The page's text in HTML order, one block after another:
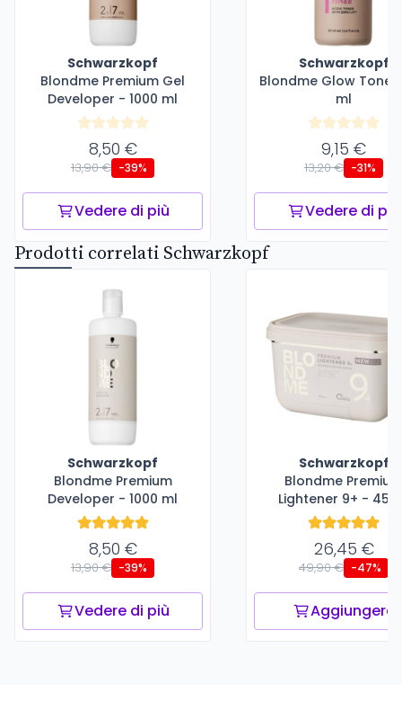
Schwarzkopf
Blondme Premium Gel
Developer - 1000 ml
8,50 €
13,90 € -39%
Vedere di più
Schwarzkopf
Blondme Glow
ml
9,15 €
13,20 € -31%
Vedere di più
Prodotti correlati Schwarzkopf
Schwarzkopf
Blondme Premium
Developer - 1000 ml
8,50 €
13,90 € -39%
Vedere di più
Schwarzkopf
Blondme
Lightener 9+ - 450
26,45 €
49,90 € -47%
Aggiungere